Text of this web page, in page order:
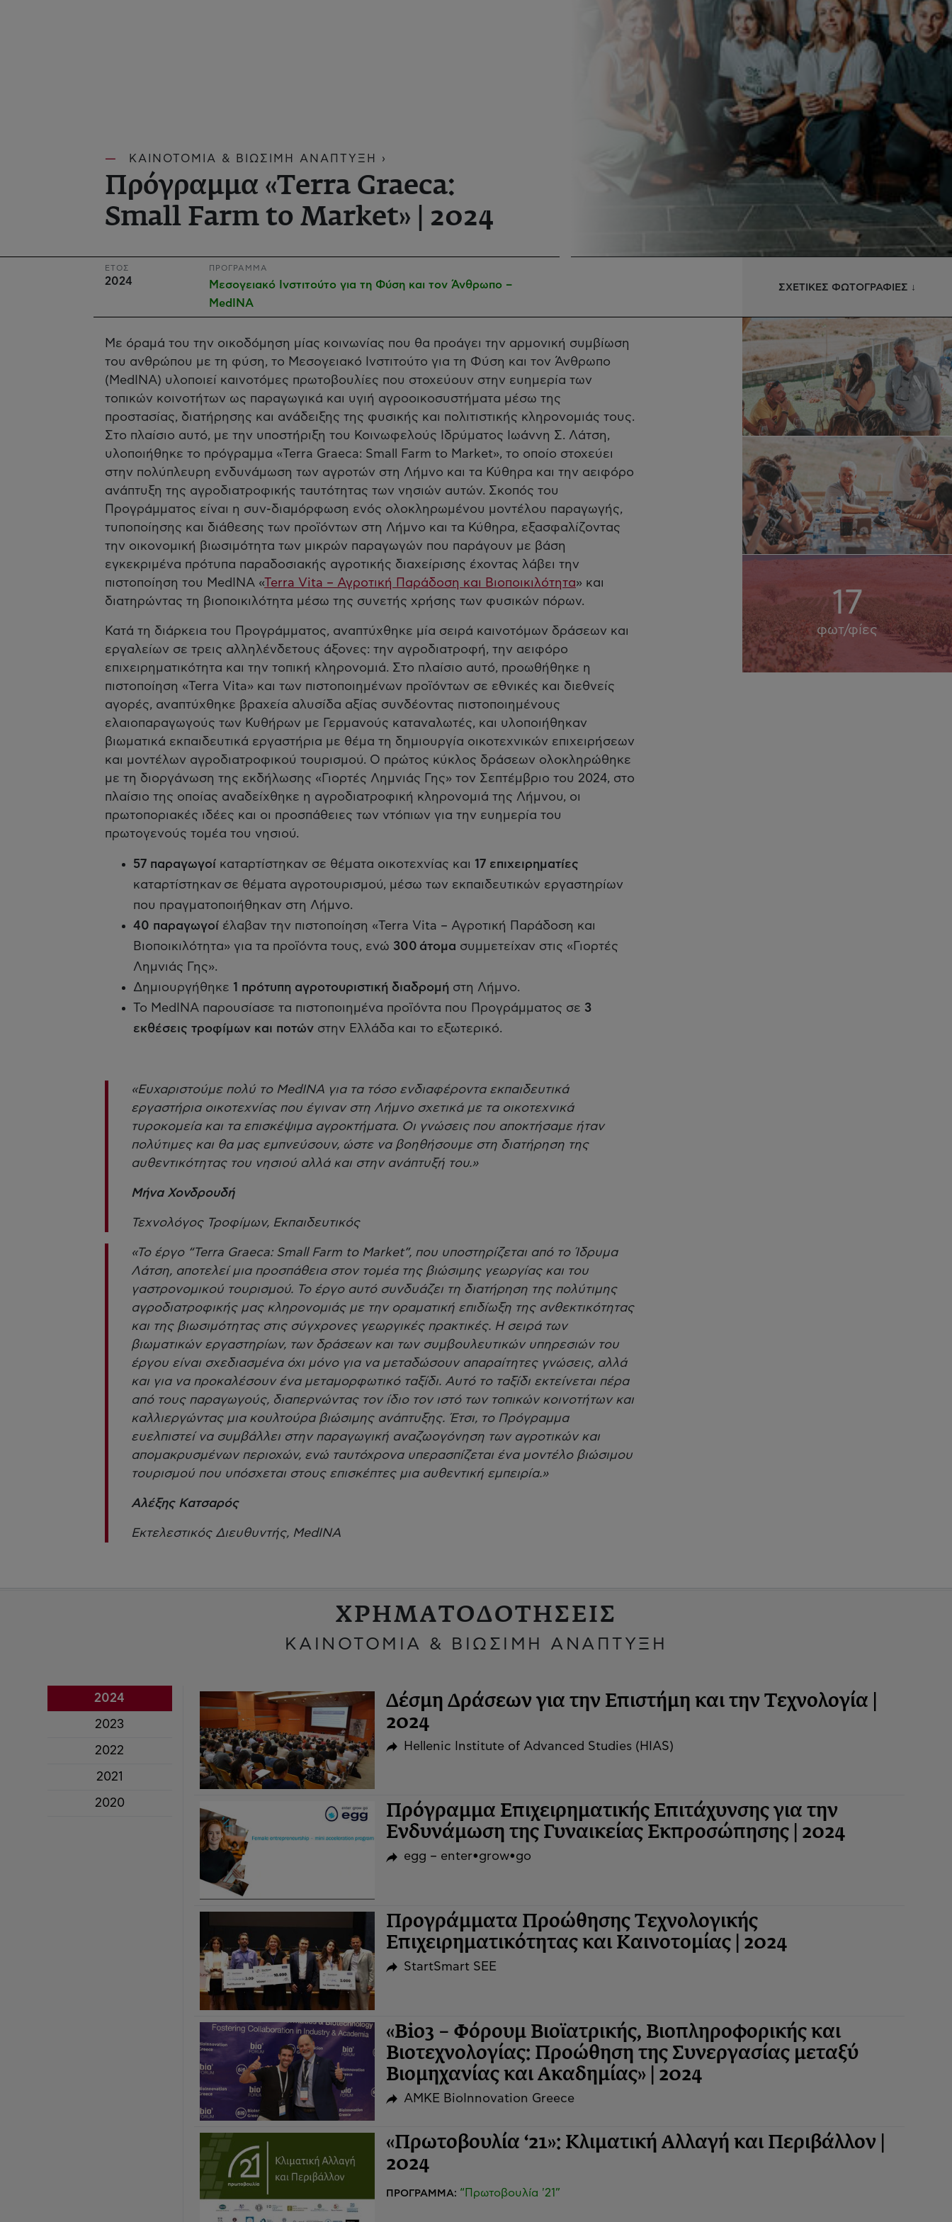
ΚΑΙΝΟΤΟΜΙΑ & ΒΙΩΣΙΜΗ ΑΝΑΠΤΥΞΗ ›
Πρόγραμμα «Terra Graeca:
Small Farm to Market» | 2024
ΕΤΟΣ
2024
ΠΡΟΓΡΑΜΜΑ
Μεσογειακό Ινστιτούτο για τη Φύση και τον Άνθρωπο –
MedINA
ΣΧΕΤΙΚΕΣ ΦΩΤΟΓΡΑΦΙΕΣ ↓
Με όραμά του την οικοδόμηση μίας κοινωνίας που θα προάγει την αρμονική συμβίωση
του ανθρώπου με τη φύση, το Μεσογειακό Ινστιτούτο για τη Φύση και τον Άνθρωπο
(MedINA) υλοποιεί καινοτόμες πρωτοβουλίες που στοχεύουν στην ευημερία των
τοπικών κοινοτήτων ως παραγωγικά και υγιή αγροοικοσυστήματα μέσω της
προστασίας, διατήρησης και ανάδειξης της φυσικής και πολιτιστικής κληρονομιάς τους.
Στο πλαίσιο αυτό, με την υποστήριξη του Κοινωφελούς Ιδρύματος Ιωάννη Σ. Λάτση,
υλοποιήθηκε το πρόγραμμα «Terra Graeca: Small Farm to Market», το οποίο στοχεύει
στην πολύπλευρη ενδυνάμωση των αγροτών στη Λήμνο και τα Κύθηρα και την αειφόρο
ανάπτυξη της αγροδιατροφικής ταυτότητας των νησιών αυτών. Σκοπός του
Προγράμματος είναι η συν-διαμόρφωση ενός ολοκληρωμένου μοντέλου παραγωγής,
τυποποίησης και διάθεσης των προϊόντων στη Λήμνο και τα Κύθηρα, εξασφαλίζοντας
την οικονομική βιωσιμότητα των μικρών παραγωγών που παράγουν με βάση
εγκεκριμένα πρότυπα παραδοσιακής αγροτικής διαχείρισης έχοντας λάβει την
πιστοποίηση του MedINA « Terra Vita – Αγροτική Παράδοση και Βιοποικιλότητα» και
διατηρώντας τη βιοποικιλότητα μέσω της συνετής χρήσης των φυσικών πόρων.
Κατά τη διάρκεια του Προγράμματος, αναπτύχθηκε μία σειρά καινοτόμων δράσεων και
εργαλείων σε τρεις αλληλένδετους άξονες: την αγροδιατροφή, την αειφόρο
επιχειρηματικότητα και την τοπική κληρονομιά. Στο πλαίσιο αυτό, προωθήθηκε η
πιστοποίηση «Terra Vita» και των πιστοποιημένων προϊόντων σε εθνικές και διεθνείς
αγορές, αναπτύχθηκε βραχεία αλυσίδα αξίας συνδέοντας πιστοποιημένους
ελαιοπαραγωγούς των Κυθήρων με Γερμανούς καταναλωτές, και υλοποιήθηκαν
βιωματικά εκπαιδευτικά εργαστήρια με θέμα τη δημιουργία οικοτεχνικών επιχειρήσεων
και μοντέλων αγροδιατροφικού τουρισμού. Ο πρώτος κύκλος δράσεων ολοκληρώθηκε
με τη διοργάνωση της εκδήλωσης «Γιορτές Λημνιάς Γης» τον Σεπτέμβριο του 2024, στο
πλαίσιο της οποίας αναδείχθηκε η αγροδιατροφική κληρονομιά της Λήμνου, οι
πρωτοποριακές ιδέες και οι προσπάθειες των ντόπιων για την ευημερία του
πρωτογενούς τομέα του νησιού.
57 παραγωγοί καταρτίστηκαν σε θέματα οικοτεχνίας και 17 επιχειρηματίες
καταρτίστηκαν σε θέματα αγροτουρισμού, μέσω των εκπαιδευτικών εργαστηρίων
που πραγματοποιήθηκαν στη Λήμνο.
40 παραγωγοί έλαβαν την πιστοποίηση «Terra Vita – Αγροτική Παράδοση και
Βιοποικιλότητα» για τα προϊόντα τους, ενώ 300 άτομα συμμετείχαν στις «Γιορτές
Λημνιάς Γης».
Δημιουργήθηκε 1 πρότυπη αγροτουριστική διαδρομή στη Λήμνο.
Το MedINA παρουσίασε τα πιστοποιημένα προϊόντα που Προγράμματος σε 3
εκθέσεις τροφίμων και ποτών στην Ελλάδα και το εξωτερικό.
«Ευχαριστούμε πολύ το MedINA για τα τόσο ενδιαφέροντα εκπαιδευτικά
εργαστήρια οικοτεχνίας που έγιναν στη Λήμνο σχετικά με τα οικοτεχνικά
τυροκομεία και τα επισκέψιμα αγροκτήματα. Οι γνώσεις που αποκτήσαμε ήταν
πολύτιμες και θα μας εμπνεύσουν, ώστε να βοηθήσουμε στη διατήρηση της
αυθεντικότητας του νησιού αλλά και στην ανάπτυξή του.»
Μήνα Χονδρουδή
Τεχνολόγος Τροφίμων, Εκπαιδευτικός
«To έργο “Terra Graeca: Small Farm to Market”, που υποστηρίζεται από το Ίδρυμα
Λάτση, αποτελεί μια προσπάθεια στον τομέα της βιώσιμης γεωργίας και του
γαστρονομικού τουρισμού. Το έργο αυτό συνδυάζει τη διατήρηση της πολύτιμης
αγροδιατροφικής μας κληρονομιάς με την οραματική επιδίωξη της ανθεκτικότητας
και της βιωσιμότητας στις σύγχρονες γεωργικές πρακτικές. Η σειρά των
βιωματικών εργαστηρίων, των δράσεων και των συμβουλευτικών υπηρεσιών του
έργου είναι σχεδιασμένα όχι μόνο για να μεταδώσουν απαραίτητες γνώσεις, αλλά
και για να προκαλέσουν ένα μεταμορφωτικό ταξίδι. Αυτό το ταξίδι εκτείνεται πέρα
από τους παραγωγούς, διαπερνώντας τον ίδιο τον ιστό των τοπικών κοινοτήτων και
καλλιεργώντας μια κουλτούρα βιώσιμης ανάπτυξης. Έτσι, το Πρόγραμμα
ευελπιστεί να συμβάλλει στην παραγωγική αναζωογόνηση των αγροτικών και
απομακρυσμένων περιοχών, ενώ ταυτόχρονα υπερασπίζεται ένα μοντέλο βιώσιμου
τουρισμού που υπόσχεται στους επισκέπτες μια αυθεντική εμπειρία.»
Αλέξης Κατσαρός
Εκτελεστικός Διευθυντής, MedINA
17
φωτ/φίες
ΧΡΗΜΑΤΟΔΟΤΗΣΕΙΣ
ΚΑΙΝΟΤΟΜΙΑ & ΒΙΩΣΙΜΗ ΑΝΑΠΤΥΞΗ
2024
2023
2022
2021
2020
Δέσμη Δράσεων για την Επιστήμη και την Τεχνολογία |
2024
Hellenic Institute of Advanced Studies (HIAS)
Πρόγραμμα Επιχειρηματικής Επιτάχυνσης για την
Ενδυνάμωση της Γυναικείας Εκπροσώπησης | 2024
egg – enter•grow•go
Προγράμματα Προώθησης Τεχνολογικής
Επιχειρηματικότητας και Καινοτομίας | 2024
StartSmart SEE
«Bio3 – Φόρουμ Βιοϊατρικής, Βιοπληροφορικής και
Βιοτεχνολογίας: Προώθηση της Συνεργασίας μεταξύ
Βιομηχανίας και Ακαδημίας» | 2024
ΑΜΚΕ BioInnovation Greece
«Πρωτοβουλία ‘21»: Κλιματική Αλλαγή και Περιβάλλον |
2024
ΠΡΟΓΡΑΜΜΑ: “Πρωτοβουλία '21”